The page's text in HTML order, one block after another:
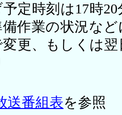
定時刻は17時
作業の状況など
更、もしくは
送番組表を参照